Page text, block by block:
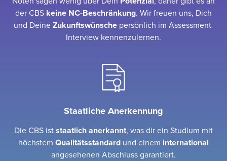
der CBS keine NC-Beschränkung. Wir freuen uns, Dich
und Deine Zukunftswünschepersönlich im Assessment-
Interview kennenzulernen.
Staatliche Anerkennung
Die CBS ist staatlich anerkannt, was dir ein Studium mit
höchstem Qualitätsstandard und einem international
angesehenen Abschluss garantiert.